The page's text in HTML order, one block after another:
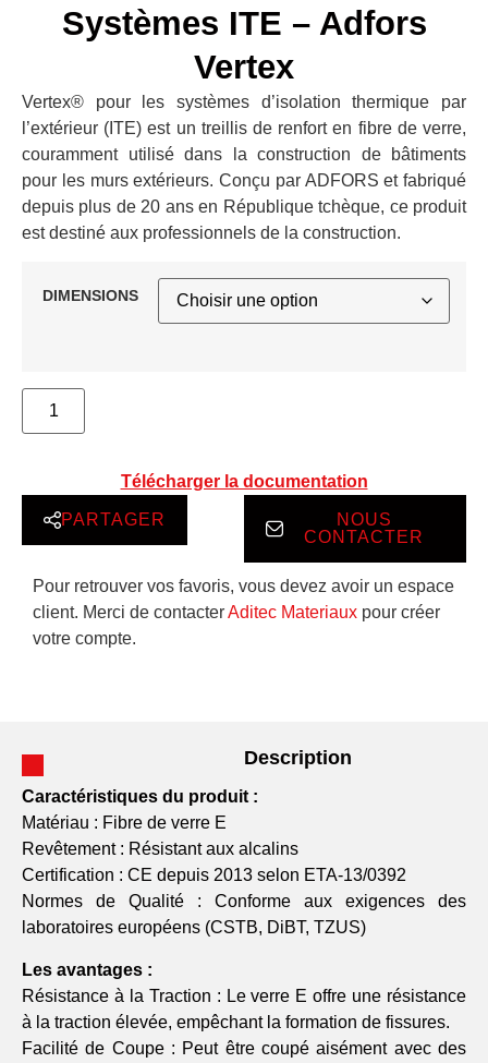
Systèmes ITE – Adfors
Vertex
Vertex® pour les systèmes d’isolation thermique par
l’extérieur (ITE) est un treillis de renfort en fibre de verre,
couramment utilisé dans la construction de bâtiments
pour les murs extérieurs. Conçu par ADFORS et fabriqué
depuis plus de 20 ans en République tchèque, ce produit
est destiné aux professionnels de la construction.
DIMENSIONS
Télécharger la documentation
PARTAGER
NOUS
CONTACTER
Pour retrouver vos favoris, vous devez avoir un espace
client. Merci de contacterAditec Materiaux pour créer
votre compte.
Description
Caractéristiques du produit :
Matériau : Fibre de verre E
Revêtement : Résistant aux alcalins
Certification : CE depuis 2013 selon ETA-13/0392
Normes de Qualité : Conforme aux exigences des
laboratoires européens (CSTB, DiBT, TZUS)
Les avantages :
Résistance à la Traction : Le verre E offre une résistance
à la traction élevée, empêchant la formation de fissures.
Facilité de Coupe : Peut être coupé aisément avec des